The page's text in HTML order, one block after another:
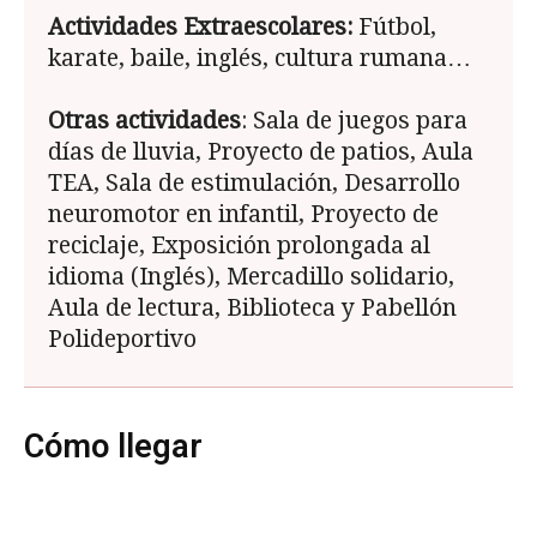
Actividades Extraescolares: Fútbol,
karate, baile, inglés, cultura rumana…
Otras actividades: Sala de juegos para
días de lluvia, Proyecto de patios, Aula
TEA, Sala de estimulación, Desarrollo
neuromotor en infantil, Proyecto de
reciclaje, Exposición prolongada al
idioma (Inglés), Mercadillo solidario,
Aula de lectura, Biblioteca y Pabellón
Polideportivo
Cómo llegar